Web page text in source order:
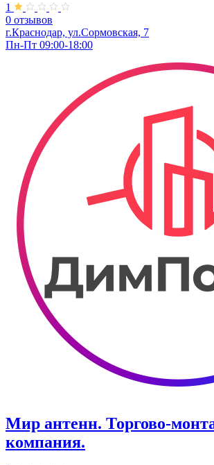
1
0 отзывов
г.Краснодар, ул.Сормовская, 7
Пн-Пт 09:00-18:00
Мир антенн. ​Торгово-
компания.